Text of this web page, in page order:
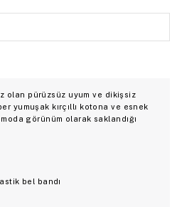
olan pürüzsüz uyum ve dikişsiz
yumuşak kırçıllı kotona ve esnek
görünüm olarak saklandığı
bel bandı